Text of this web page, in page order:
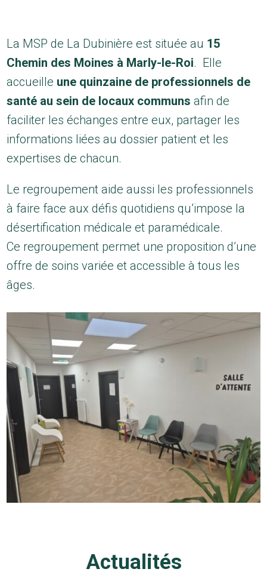
La MSP de La Dubinière est située au 15
Chemin des Moines à Marly-le-Roi. Elle
accueille une quinzaine de professionnels de
santé au sein de locaux communs afin de
faciliter les échanges entre eux, partager les
informations liées au dossier patient et les
expertises de chacun.
Le regroupement aide aussi les professionnels
à faire face aux défis quotidiens qu’impose la
désertification médicale et paramédicale.
Ce regroupement permet une proposition d’une
offre de soins variée et accessible à tous les
âges.
Actualités